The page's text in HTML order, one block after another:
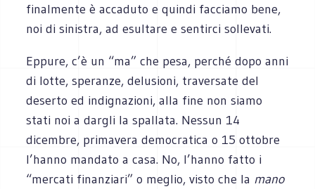
finalmente è accaduto e quindi facciamo bene,
noi di sinistra, ad esultare e sentirci sollevati.
Eppure, c’è un “ma” che pesa, perché dopo anni
di lotte, speranze, delusioni, traversate del
deserto ed indignazioni, alla fine non siamo
stati noi a dargli la spallata. Nessun 14
dicembre, primavera democratica o 15 ottobre
l’hanno mandato a casa. No, l’hanno fatto i
“mercati finanziari” o meglio, visto che la mano